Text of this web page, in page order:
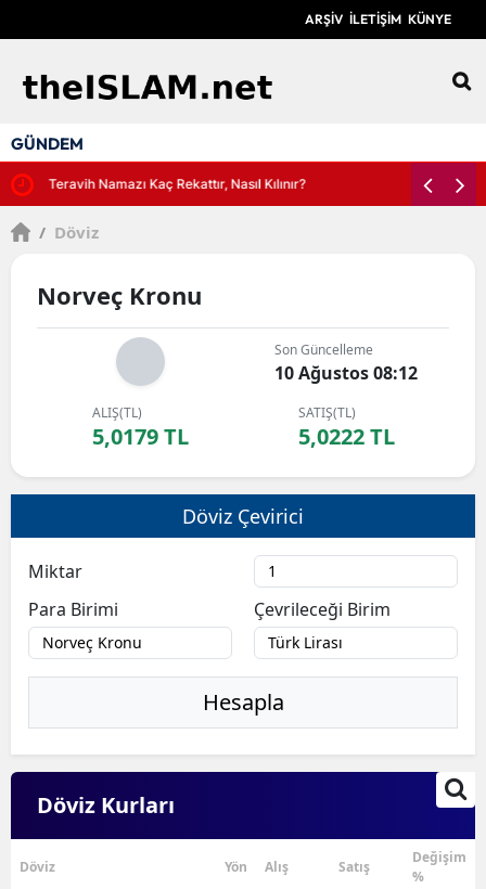
ARŞİV İLETİŞİM KÜNYE
GÜNDEM
Teravih Namazı Kaç Rekattır, Nasıl Kılınır?
/ Döviz
Norveç Kronu
Son Güncelleme
10 Ağustos 08:12
ALIŞ(TL)
5,0179 TL
SATIŞ(TL)
5,0222 TL
Döviz Çevirici
Miktar
Para Birimi
Çevrileceği Birim
Hesapla
Döviz Kurları
Döviz Yön Alış Satış
Değişim
%